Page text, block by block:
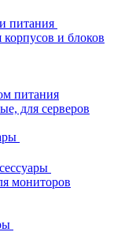
питания
и блоков
питания
для серверов
мониторов